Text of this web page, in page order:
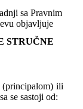
sa Pravnim
objavljuje
(principalom) ili
se sastoji od: